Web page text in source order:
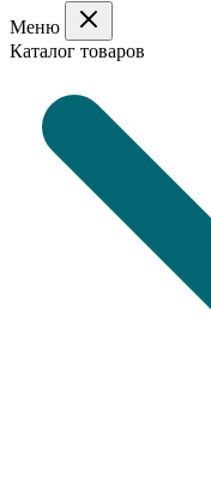
Меню
Каталог товаров